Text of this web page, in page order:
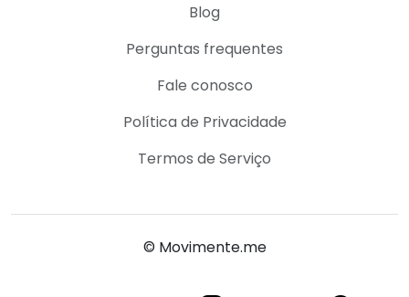
Blog
Perguntas frequentes
Fale conosco
Política de Privacidade
Termos de Serviço
© Movimente.me